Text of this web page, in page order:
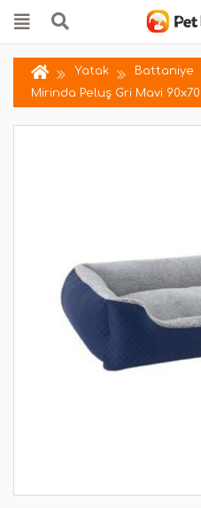
Yatak Battaniye
Mirinda Peluş Gri Mavi 90x70